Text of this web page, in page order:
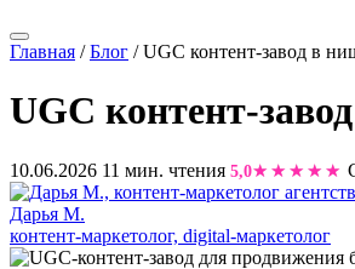
Главная / Блог / UGC контент-завод в
UGC контент-
10.06.2026 11 мин. чтения 5,0
Дарья М.
контент-маркетолог, digital-маркетолог